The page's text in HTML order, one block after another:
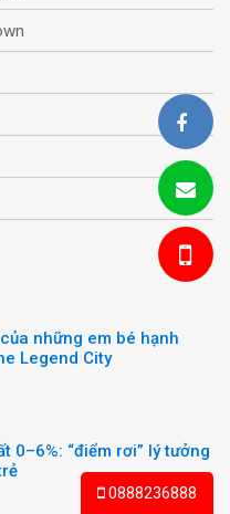
những em bé hạnh
Legend City
0–6%: “điểm rơi” lý tưởng
0888236888